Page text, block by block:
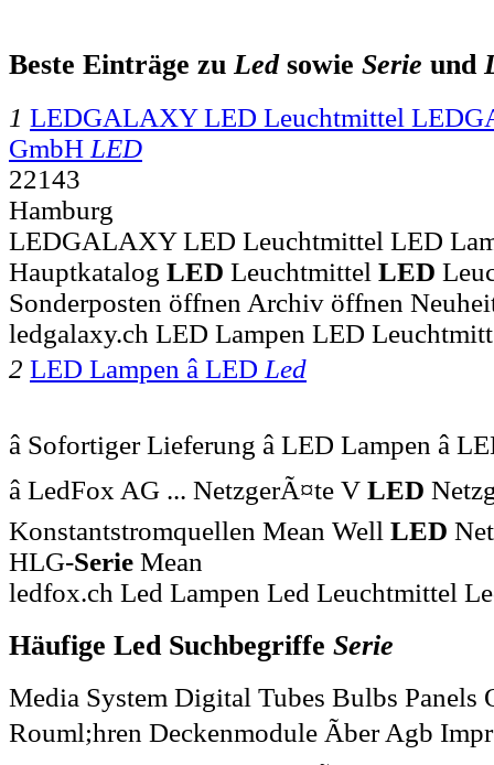
Beste Einträge zuLedsowie Serie und
1 LEDGALAXY LED Leuchtmittel
GmbH LED
22143
Hamburg
LEDGALAXY LED Leuchtmittel LED
Hauptkatalog LED Leuchtmittel LED
Sonderposten öffnen Archiv öffnen
ledgalaxy.ch LED Lampen LED
2 LED Lampen â LED Led
â Sofortiger Lieferung â LED Lampen â
â LedFox AG ... NetzgerÃ¤te V LED
Konstantstromquellen Mean Well LED
HLG-Serie Mean
ledfox.ch Led Lampen Led Leuchtmittel
Häufige Led Suchbegriffe Serie
Media System Digital Tubes Bulbs Panels
Rouml;hren Deckenmodule Ãber Agb